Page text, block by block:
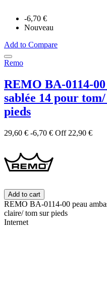
-6,70 €
Nouveau
Add to Compare
Remo
REMO BA-0114-
sablée 14 pour
pieds
29,60 € -6,70 € Off 22,90 €
Add to cart
REMO BA-0114-00 peau
claire/ tom sur pieds
Internet